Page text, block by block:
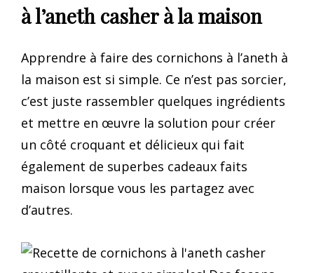
à l’aneth casher à la maison
Apprendre à faire des cornichons à l’aneth à
la maison est si simple. Ce n’est pas sorcier,
c’est juste rassembler quelques ingrédients
et mettre en œuvre la solution pour créer
un côté croquant et délicieux qui fait
également de superbes cadeaux faits
maison lorsque vous les partagez avec
d’autres.